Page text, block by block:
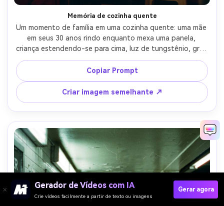
Memória de cozinha quente
Um momento de família em uma cozinha quente: uma mãe
em seus 30 anos rindo enquanto mexa uma panela,
criança estendendo-se para cima, luz de tungstênio, grau
de cor de filme aconchegante, grão médio de 35mm, foco
suave com brilho suave, vigineta leve, disparado em 35mm
SLR, lente de 35mm, documentário franco moldura, humor
nostálgico caseiro-AR 4:5
Copiar Prompt
Criar imagem semelhante ↗
Gerador de Vídeos com IA
Crie vídeos facilmente a partir de texto ou imagens
Gerar agora